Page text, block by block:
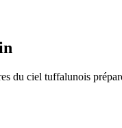
du ciel tuffalunois